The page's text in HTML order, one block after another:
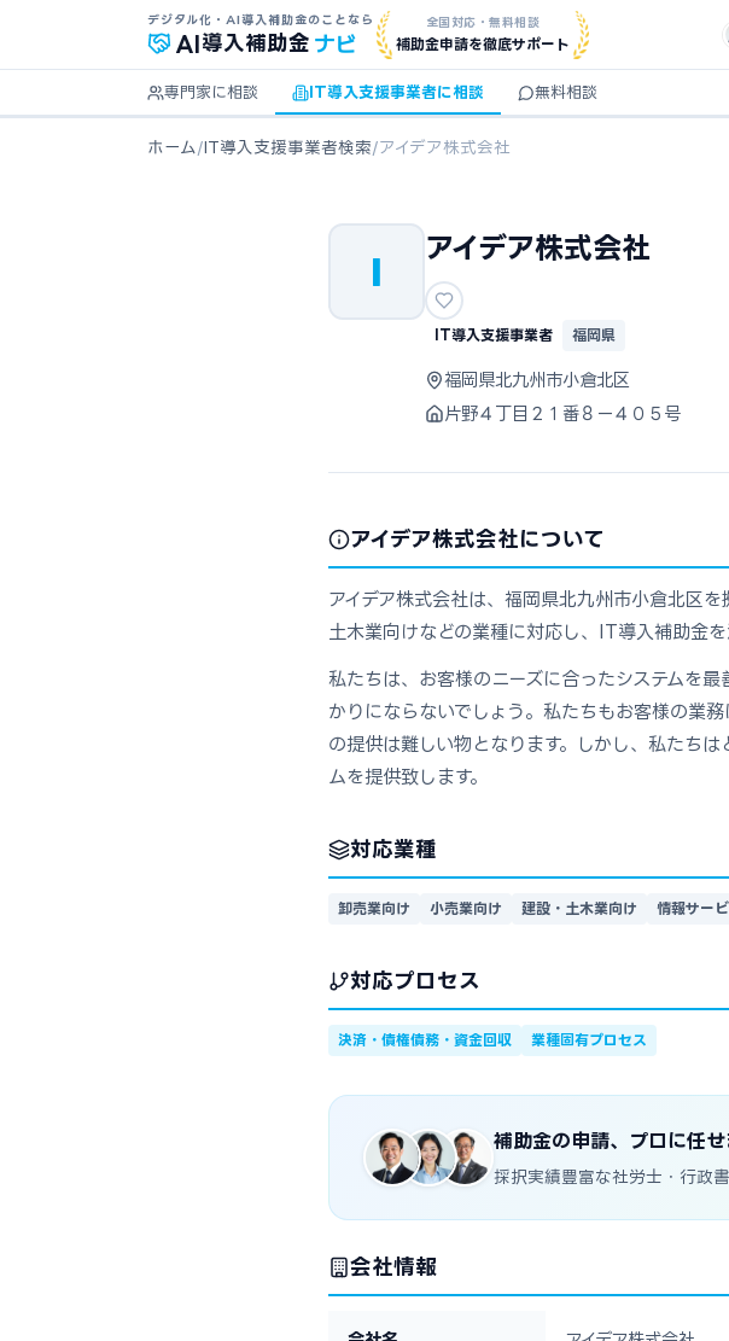
デジタル化・AI導入補助金のことなら
AI導入補助金 ナビ
全国対応・無料相談
補助金申請を徹底サポート
専門家に相談 IT導入支援事業者に相談 無料相談
ホーム /IT導入支援事業者検索/アイデア株式会社
I
アイデア株式会社
IT導入支援事業者 福岡県
福岡県北九州市小倉北区
片野４丁目２１番８ー４０５号
アイデア株式会社について
アイデア株式会社は、福岡県北九州市小倉北区
土木業向けなどの業種に対応し、IT導入補助金
私たちは、お客様のニーズに合ったシステムを
かりにならないでしょう。私たちもお客様の業
の提供は難しい物となります。しかし、私たち
ムを提供致します。
対応業種
卸売業向け 小売業向け 建設・土木業向け 情報サー
対応プロセス
決済・債権債務・資金回収 業種固有プロセス
補助金の申請、プロに任せ
採択実績豊富な社労士・行政
会社情報